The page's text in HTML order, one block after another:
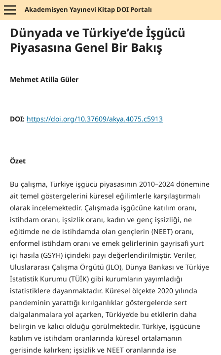
Akademisyen Yayınevi Kitap DOI Portalı
Dünyada ve Türkiye’de İşgücü
Piyasasına Genel Bir Bakış
Mehmet Atilla Güler
DOI: https://doi.org/10.37609/akya.4075.c5913
Özet
Bu çalışma, Türkiye işgücü piyasasının 2010–2024 dönemine
ait temel göstergelerini küresel eğilimlerle karşılaştırmalı
olarak incelemektedir. Çalışmada işgücüne katılım oranı,
istihdam oranı, işsizlik oranı, kadın ve genç işsizliği, ne
eğitimde ne de istihdamda olan gençlerin (NEET) oranı,
enformel istihdam oranı ve emek gelirlerinin gayrisafi yurt
içi hasıla (GSYH) içindeki payı değerlendirilmiştir. Veriler,
Uluslararası Çalışma Örgütü (ILO), Dünya Bankası ve Türkiye
İstatistik Kurumu (TÜİK) gibi kurumların yayımladığı
istatistiklere dayanmaktadır. Küresel ölçekte 2020 yılında
pandeminin yarattığı kırılganlıklar göstergelerde sert
dalgalanmalara yol açarken, Türkiye’de bu etkilerin daha
belirgin ve kalıcı olduğu görülmektedir. Türkiye, işgücüne
katılım ve istihdam oranlarında küresel ortalamanın
gerisinde kalırken; işsizlik ve NEET oranlarında ise